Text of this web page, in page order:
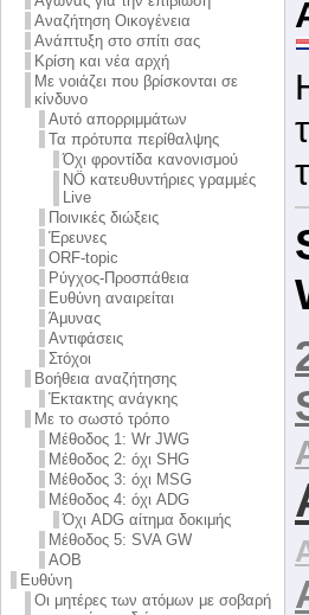
Αναζήτηση Οικογένεια
Ανάπτυξη στο σπίτι σας
Κρίση και νέα αρχή
Με νοιάζει που βρίσκονται σε
κίνδυνο
Αυτό απορριμμάτων
Τα πρότυπα περίθαλψης
Όχι φροντίδα κανονισμού
NÖ κατευθυντήριες γραμμές
Live
Ποινικές διώξεις
Έρευνες
ORF-topic
Ρύγχος-Προσπάθεια
Ευθύνη αναιρείται
Άμυνας
Αντιφάσεις
Στόχοι
Βοήθεια αναζήτησης
Έκτακτης ανάγκης
Με το σωστό τρόπο
Μέθοδος 1: Wr JWG
Μέθοδος 2: όχι SHG
Μέθοδος 3: όχι MSG
Μέθοδος 4: όχι ADG
Όχι ADG αίτημα δοκιμής
Μέθοδος 5: SVA GW
AOB
Ευθύνη
Οι μητέρες των ατόμων με σοβαρή